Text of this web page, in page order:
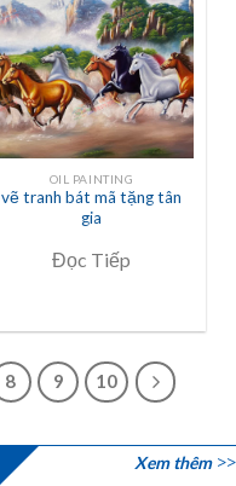
OIL PAINTING
vẽ tranh bát mã tặng tân
gia
Đọc Tiếp
8 9 10
Xem thêm